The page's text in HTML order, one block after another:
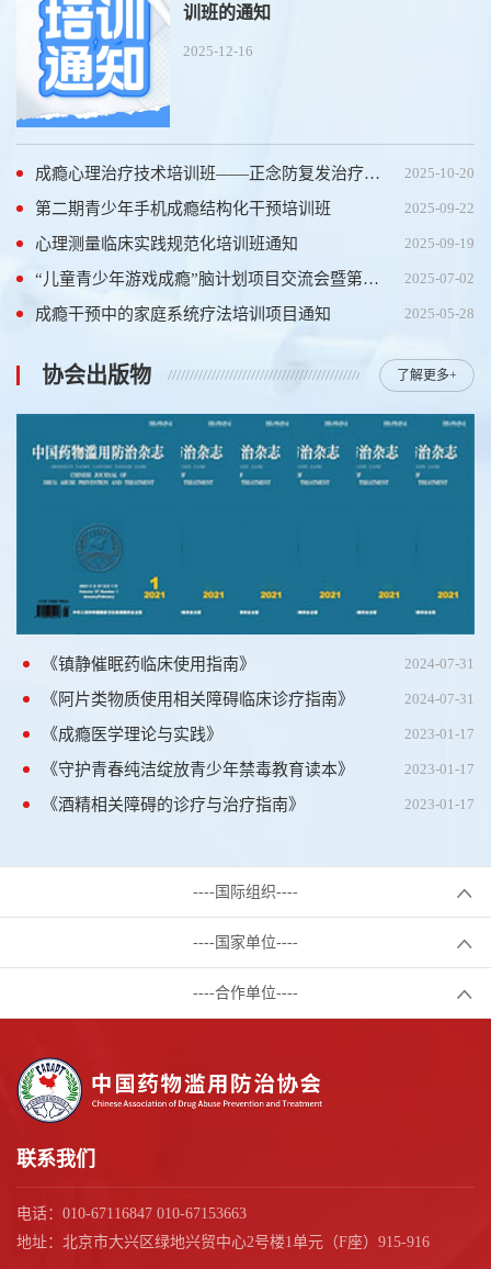
训班的通知
2025-12-16
成瘾心理治疗技术培训班——正念防复发治疗招生简章 2025-10-20
第二期青少年手机成瘾结构化干预培训班 2025-09-22
心理测量临床实践规范化培训班通知 2025-09-19
“儿童青少年游戏成瘾”脑计划项目交流会暨第一届青少年手机成瘾结构化干预培训班通知（第一轮） 2025-07-02
成瘾干预中的家庭系统疗法培训项目通知 2025-05-28
协会出版物 了解更多+
《镇静催眠药临床使用指南》 2024-07-31
《阿片类物质使用相关障碍临床诊疗指南》 2024-07-31
《成瘾医学理论与实践》 2023-01-17
《守护青春纯洁绽放青少年禁毒教育读本》 2023-01-17
《酒精相关障碍的诊疗与治疗指南》 2023-01-17
----国际组织----
----国家单位----
----合作单位----
联系我们
电话：010-67116847 010-67153663
地址：北京市大兴区绿地兴贸中心2号楼1单元（F座）915-916